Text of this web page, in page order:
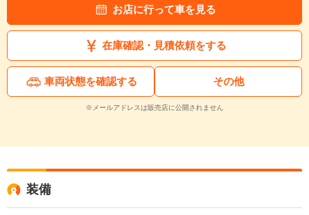
お店に行って車を見る
在庫確認・見積依頼をする
車両状態を確認する その他
※メールアドレスは販売店に公開されません
装備